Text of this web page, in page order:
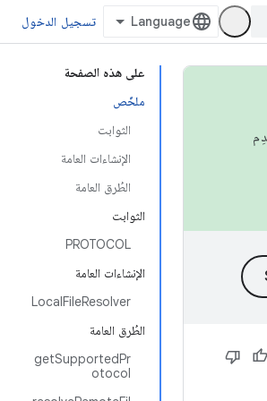
تسجيل الدخول
على هذه الصفحة
ملخّص
الثوابت
الإنشاءات العامة
الطُرق العامة
الثوابت
PROTOCOL
الإنشاءات العامة
LocalFileResolver
الطُرق العامة
getSupportedPr
otocol